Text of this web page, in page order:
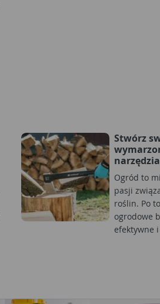
Stwórz
Ogród to
pasji
roślin. Po
ogrodowe
efektywne